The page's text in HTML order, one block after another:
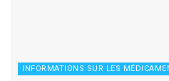
INFORMATIONS SUR LES